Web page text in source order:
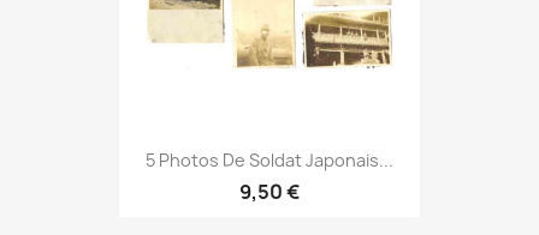
5 Photos De Soldat Japonais...
9,50 €